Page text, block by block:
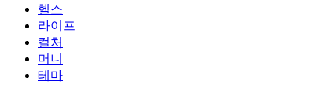
헬스
라이프
컬처
머니
테마